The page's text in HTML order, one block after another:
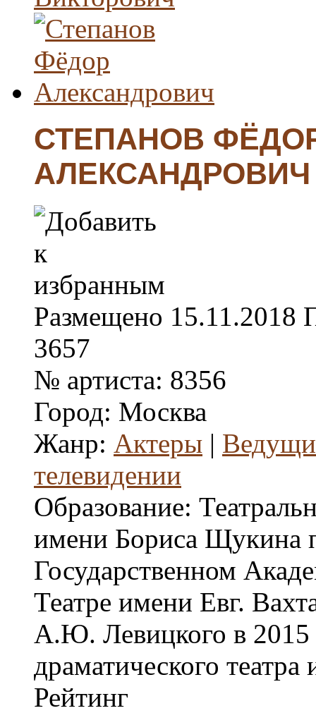
СТЕПАНОВ
АЛЕКСАНДРОВИЧ
Размещено 15.11.2018
3657
№ артиста: 8356
Город: Москва
Жанр: Актеры |
телевидении
Образование:
имени Бориса Щукина
Государственном
Театре имени Евг.
А.Ю. Левицкого в 2015
драматического театра
Рейтинг